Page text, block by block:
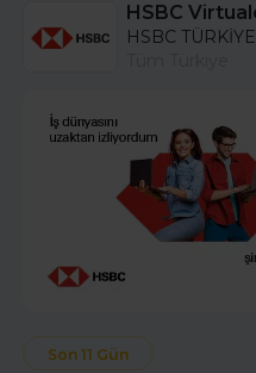
HSBC TÜRKİYE
Son 11 Gün